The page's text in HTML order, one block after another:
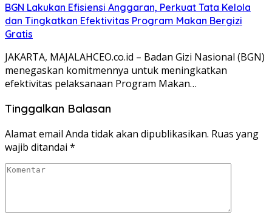
BGN Lakukan Efisiensi Anggaran, Perkuat Tata Kelola
dan Tingkatkan Efektivitas Program Makan Bergizi
Gratis
JAKARTA, MAJALAHCEO.co.id – Badan Gizi Nasional (BGN)
menegaskan komitmennya untuk meningkatkan
efektivitas pelaksanaan Program Makan…
Tinggalkan Balasan
Alamat email Anda tidak akan dipublikasikan. Ruas yang
wajib ditandai *